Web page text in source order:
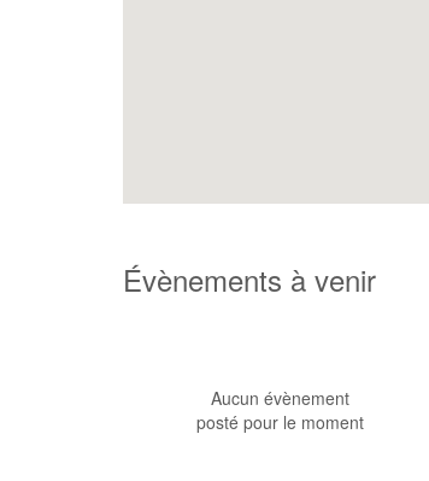
Évènements à venir
Aucun évènement
posté pour le moment